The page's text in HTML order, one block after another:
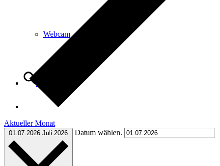
Webcam
Suche
Menü Menü
Aktueller Monat
01.07.2026 Juli 2026 Datum wählen.